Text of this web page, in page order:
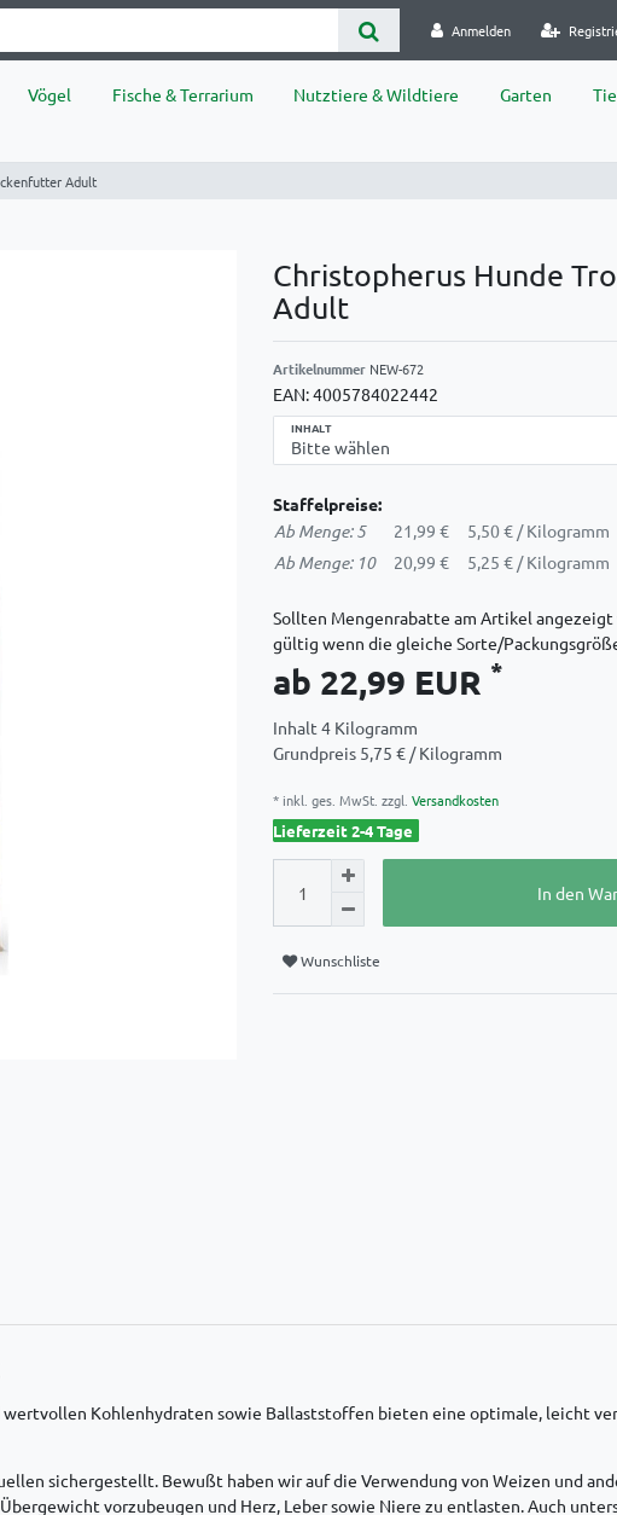
Anmelden
Vögel Fische & Terrarium Nutztiere & Wildtiere Garten
Adult
Christopherus Hunde
Adult
Artikelnummer NEW-672
EAN:4005784022442
INHALT
Staffelpreise:
Ab Menge: 5 21,99 € 5,50 € / Kilogramm
Ab Menge: 10 20,99 € 5,25 € / Kilogramm
Sollten Mengenrabatte am Artikel angezeigt
gültig wenn die gleiche Sorte/
ab 22,99 EUR *
Inhalt 4 Kilogramm
Grundpreis 5,75 € / Kilogramm
* inkl. ges. MwSt. zzgl. Versandkosten
Lieferzeit 2-4 Tage
In den
Wunschliste
Kohlenhydraten sowie Ballaststoffen bieten eine optimale, leicht
sichergestellt. Bewußt haben wir auf die Verwendung von Weizen und
vorzubeugen und Herz, Leber sowie Niere zu entlasten. Auch